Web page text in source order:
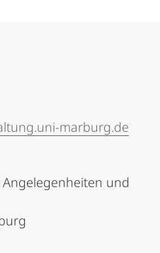
marburg.de
und